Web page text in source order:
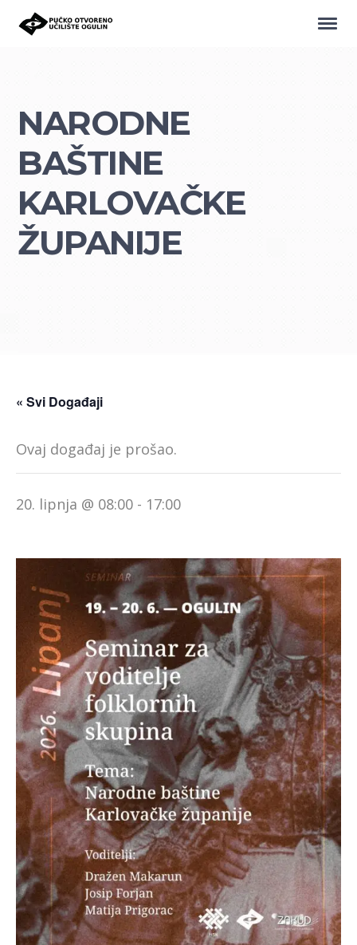
NARODNE
BAŠTINE
KARLOVAČKE
ŽUPANIJE
« Svi Događaji
Ovaj događaj je prošao.
20. lipnja @ 08:00 - 17:00